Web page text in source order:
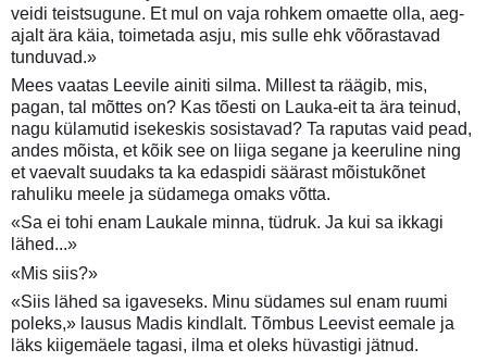
veidi teistsugune. Et mul on vaja rohkem omaette olla, aeg-
ajalt ära käia, toimetada asju, mis sulle ehk võõrastavad
tunduvad.»
Mees vaatas Leevile ainiti silma. Millest ta räägib, mis,
pagan, tal mõttes on? Kas tõesti on Lauka-eit ta ära teinud,
nagu külamutid isekeskis sosistavad? Ta raputas vaid pead,
andes mõista, et kõik see on liiga segane ja keeruline ning
et vaevalt suudaks ta ka edaspidi säärast mõistukõnet
rahuliku meele ja südamega omaks võtta.
«Sa ei tohi enam Laukale minna, tüdruk. Ja kui sa ikkagi
lähed...»
«Mis siis?»
«Siis lähed sa igaveseks. Minu südames sul enam ruumi
poleks,» lausus Madis kindlalt. Tõmbus Leevist eemale ja
läks kiigemäele tagasi, ilma et oleks hüvastigi jätnud.